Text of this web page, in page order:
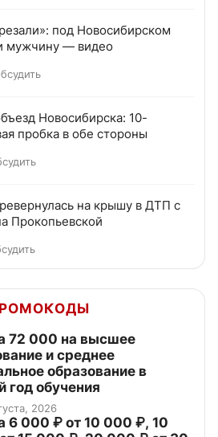
под Новосибирском
мужчину — видео
Новосибирска: 10-
пробка в обе стороны
на крышу в ДТП с
Прокопьевской
72 000 на высшее
и среднее
образование в
год обучения
2026
6 000 ₽ от 10 000 ₽, 10